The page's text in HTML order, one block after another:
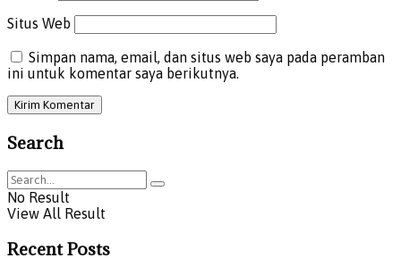
Situs Web
Simpan nama, email, dan situs web saya pada peramban
ini untuk komentar saya berikutnya.
Search
No Result
View All Result
Recent Posts